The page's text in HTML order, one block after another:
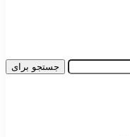
جستجو برای